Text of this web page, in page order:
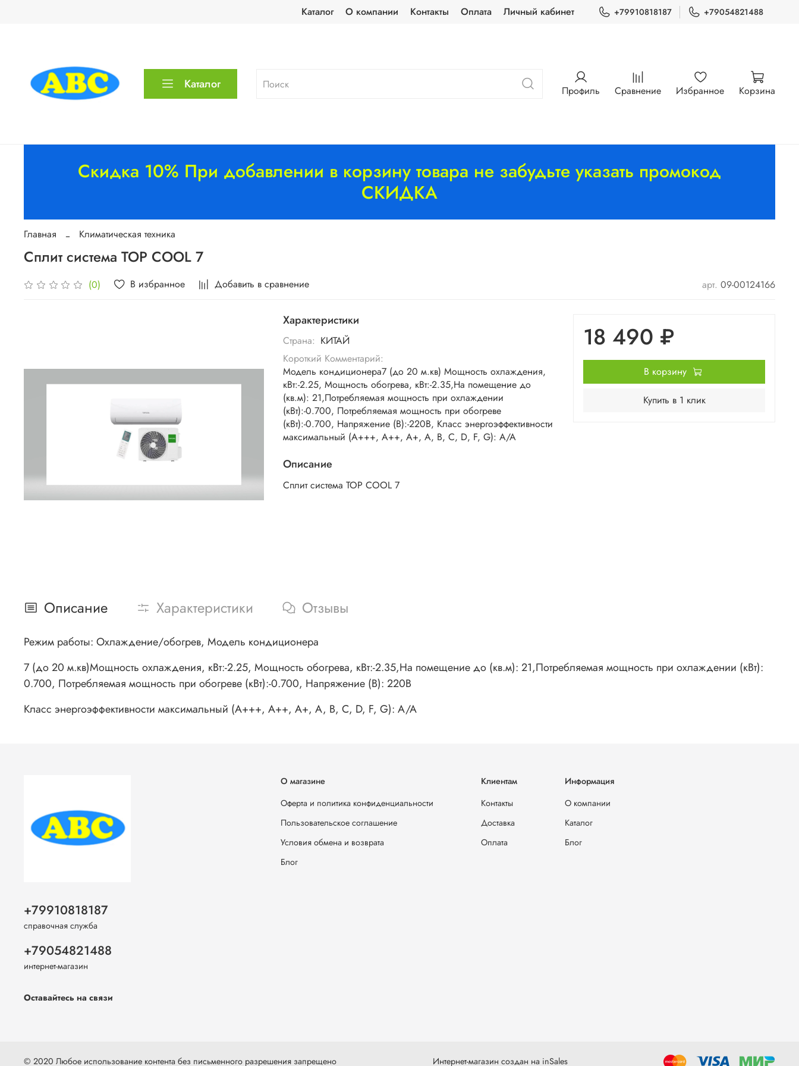
Каталог О компании Контакты Оплата Личный кабинет +79910818187 +79054821488
Каталог Профиль Сравнение Избранное Корзина
Скидка 10% При добавлении в корзину товара не забудьте указать промокод
СКИДКА
Главная Климатическая техника
Сплит система TOP COOL 7
(0) В избранное Добавить в сравнение арт. 09-00124166
Характеристики
Страна: КИТАЙ
Короткий Комментарий:
Модель кондиционера7 (до 20 м.кв) Мощность охлаждения,
кВт:-2.25, Мощность обогрева, кВт:-2.35,На помещение до
(кв.м): 21,Потребляемая мощность при охлаждении
(кВт):-0.700, Потребляемая мощность при обогреве
(кВт):-0.700, Напряжение (В):-220В, Класс энергоэффективности
максимальный (A+++, A++, A+, A, B, C, D, F, G): A/A
Описание
Сплит система TOP COOL 7
18 490 ₽
В корзину
Купить в 1 клик
Описание Характеристики Отзывы
Режим работы: Охлаждение/обогрев, Модель кондиционера
7 (до 20 м.кв)Мощность охлаждения, кВт:-2.25, Мощность обогрева, кВт:-2.35,На помещение до (кв.м): 21,Потребляемая мощность при охлаждении (кВт):
0.700, Потребляемая мощность при обогреве (кВт):-0.700, Напряжение (В): 220В
Класс энергоэффективности максимальный (A+++, A++, A+, A, B, C, D, F, G): A/A
О магазине
Оферта и политика конфиденциальности
Пользовательское соглашение
Условия обмена и возврата
Блог
Клиентам
Контакты
Доставка
Оплата
Информация
О компании
Каталог
Блог
+79910818187
справочная служба
+79054821488
интернет-магазин
Оставайтесь на связи
© 2020 Любое использование контента без письменного разрешения запрещено Интернет-магазин создан на inSales